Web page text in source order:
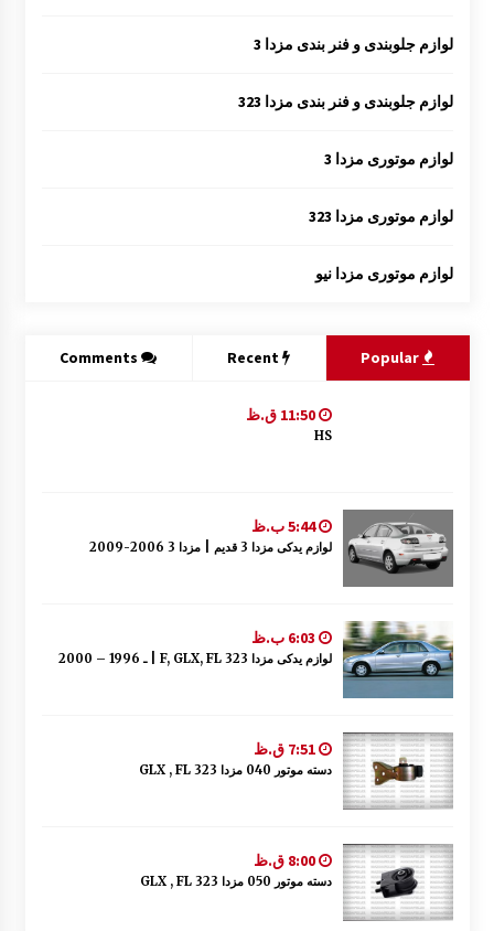
لوازم جلوبندی و فنر بندی مزدا 3
لوازم جلوبندی و فنر بندی مزدا 323
لوازم موتوری مزدا 3
لوازم موتوری مزدا 323
لوازم موتوری مزدا نیو
Recent
Comments
11:50 ق.ظ
HS
5:44 ب.ظ
لوازم یدکی مزدا 3 قدیم | مزدا 3 2006-2009
لوازم یدکی مزدا 323 F, GLX, FL | ـ 1996 – 2000
7:51 ق.ظ
دسته موتور 040 مزدا 323 GLX , FL
8:00 ق.ظ
دسته موتور 050 مزدا 323 GLX , FL